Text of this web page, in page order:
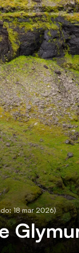
18 mar 2026)